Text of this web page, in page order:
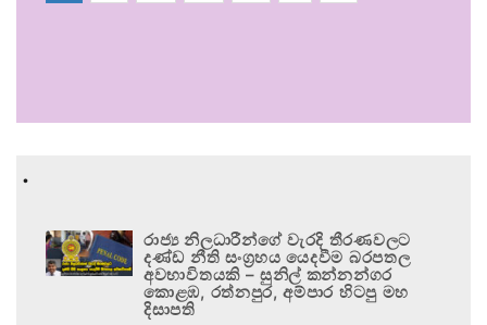
.
රාජ්‍ය නිලධාරීන්ගේ වැරදි තීරණවලට
දණ්ඩ නීති සංග්‍රහය යෙදවීම බරපතල
අවභාවිතයකි – සුනිල් කන්නන්ගර
කොළඹ, රත්නපුර, අම්පාර හිටපු මහ
දිසාපති